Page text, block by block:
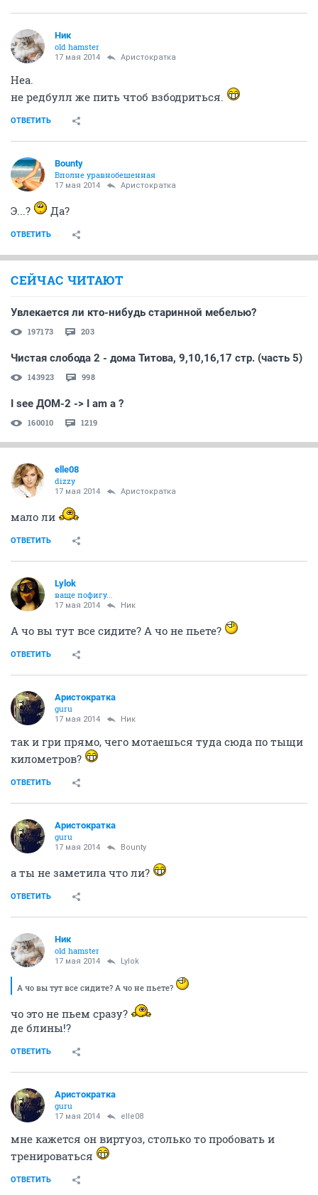
Ник
old hamster
17 мая 2014 Аристократка
Неа.
не редбулл же пить чтоб взбодриться.
ОТВЕТИТЬ
Bounty
Вполне уравнобешенная
17 мая 2014 Аристократка
Э...? Да?
ОТВЕТИТЬ
СЕЙЧАС ЧИТАЮТ
Увлекается ли кто-нибудь старинной мебелью?
197173 203
Чистая слобода 2 - дома Титова, 9,10,16,17 стр. (часть 5)
143923 998
I see ДОМ-2 -> I am a ?
160010 1219
elle08
dizzy
17 мая 2014 Аристократка
мало ли
ОТВЕТИТЬ
Lylok
ваще пофигу...
17 мая 2014 Ник
А чо вы тут все сидите? А чо не пьете?
ОТВЕТИТЬ
Аристократка
guru
17 мая 2014 Ник
так и гри прямо, чего мотаешься туда сюда по тыщи
километров?
ОТВЕТИТЬ
Аристократка
guru
17 мая 2014 Bounty
а ты не заметила что ли?
ОТВЕТИТЬ
Ник
old hamster
17 мая 2014 Lylok
А чо вы тут все сидите? А чо не пьете?
чо это не пьем сразу?
де блины!?
ОТВЕТИТЬ
Аристократка
guru
17 мая 2014 elle08
мне кажется он виртуоз, столько то пробовать и
тренироваться
ОТВЕТИТЬ